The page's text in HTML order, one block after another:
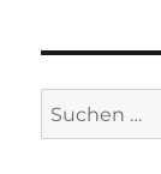
Suchen
nach: